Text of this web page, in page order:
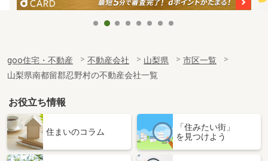
goo住宅・不動産 不動産会社 山梨県
市区一覧
山梨県南都留郡忍野村の不動産会社一覧
お役立ち情報
住まいのコラム
「住みたい街」
を見つけよう